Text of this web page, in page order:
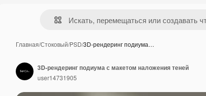
Главная/Стоковый/PSD/3D-рендеринг подиума…
3D-рендеринг подиума с макетом наложения теней
user14731905